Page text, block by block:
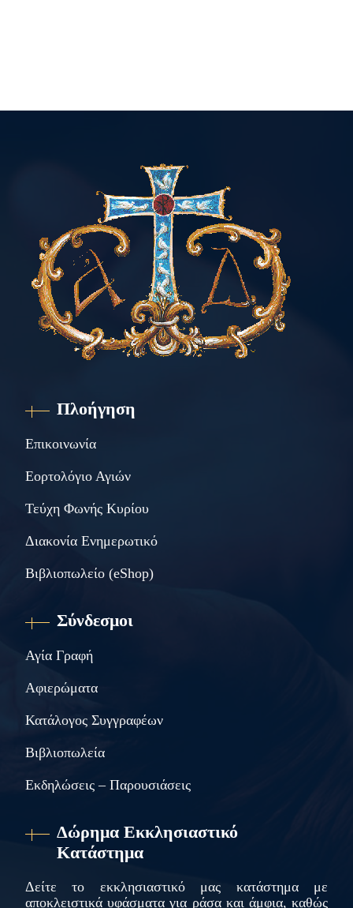
Πλοήγηση
Επικοινωνία
Εορτολόγιο Αγιών
Τεύχη Φωνής Κυρίου
Διακονία Ενημερωτικό
Βιβλιοπωλείο (eShop)
Σύνδεσμοι
Αγία Γραφή
Αφιερώματα
Κατάλογος Συγγραφέων
Βιβλιοπωλεία
Εκδηλώσεις – Παρουσιάσεις
Δώρημα Εκκλησιαστικό
Κατάστημα
Δείτε το εκκλησιαστικό μας κατάστημα με
αποκλειστικά υφάσματα για ράσα και άμφια, καθώς